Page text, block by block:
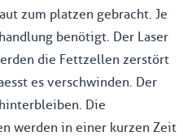
zum platzen gebracht. Je
benötigt. Der Laser
die Fettzellen zerstört
es verschwinden. Der
Die
werden in einer kurzen Zeit